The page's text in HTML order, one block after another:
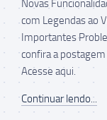
Novas
com Legendas ao
Importantes
confira a
Acesse aqui.
Continuar lendo...